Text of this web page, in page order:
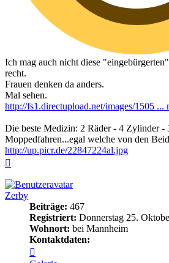
Ich mag auch nicht diese
recht.
Frauen denken da anders.
Mal sehen.
http://fs1.directupload.net/images/1505 ...
Die beste Medizin: 2 Räder - 4 Zylinder -
Moppedfahren...egal welche von den
http://up.picr.de/22847224al.jpg
Zerby
Beiträge: 467
Registriert: Donnerstag 25.
Wohnort: bei Mannheim
Kontaktdaten:
von